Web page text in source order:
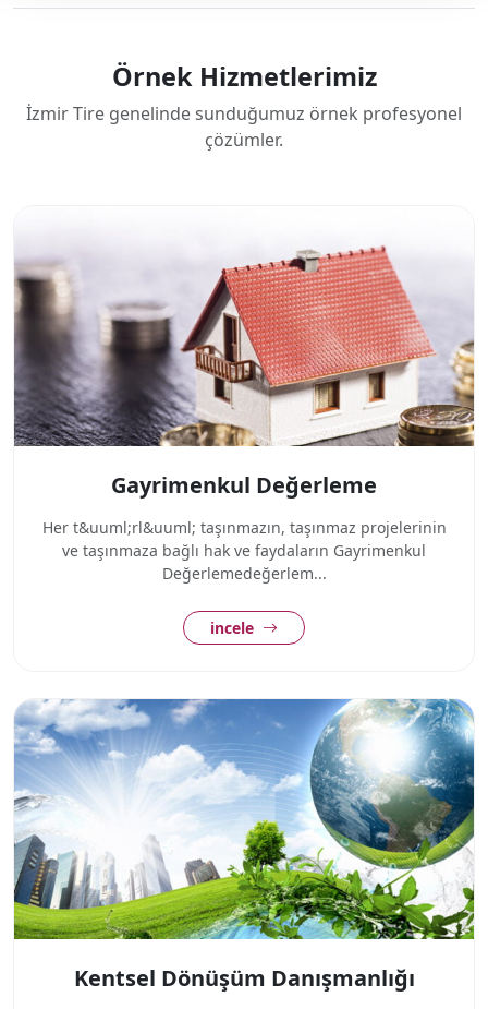
Örnek Hizmetlerimiz
İzmir Tire genelinde sunduğumuz örnek profesyonel
çözümler.
Gayrimenkul Değerleme
Her t&uuml;rl&uuml; taşınmazın, taşınmaz projelerinin
ve taşınmaza bağlı hak ve faydaların Gayrimenkul
Değerlemedeğerlem...
incele
Kentsel Dönüşüm Danışmanlığı